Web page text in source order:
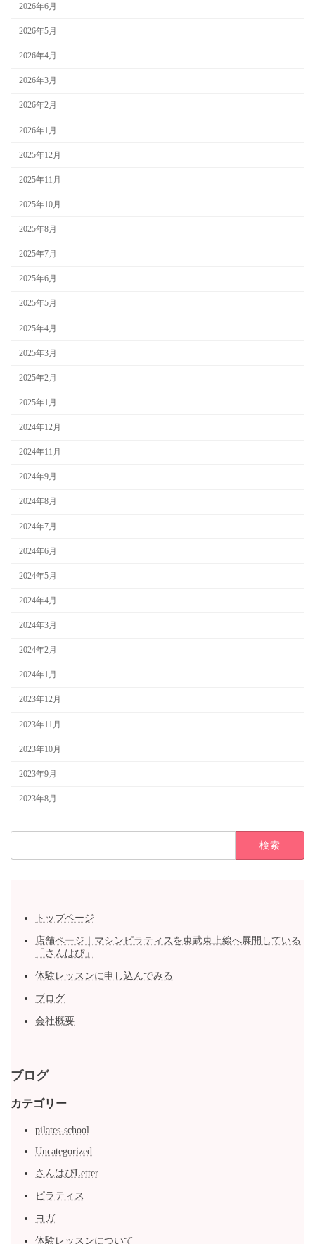
2026年6月
2026年5月
2026年4月
2026年3月
2026年2月
2026年1月
2025年12月
2025年11月
2025年10月
2025年8月
2025年7月
2025年6月
2025年5月
2025年4月
2025年3月
2025年2月
2025年1月
2024年12月
2024年11月
2024年9月
2024年8月
2024年7月
2024年6月
2024年5月
2024年4月
2024年3月
2024年2月
2024年1月
2023年12月
2023年11月
2023年10月
2023年9月
2023年8月
トップページ
店舗ページ｜マシンピラティスを東武東上線へ展開している
「さんはぴ」
体験レッスンに申し込んでみる
ブログ
会社概要
ブログ
カテゴリー
pilates-school
Uncategorized
さんはぴLetter
ピラティス
ヨガ
体験レッスンについて